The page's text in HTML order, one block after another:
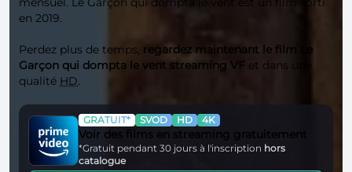
en 2019.
Perdez plus de temps, regardez maintenant le film Le
Garçon qui dompta le vent streaming VF et dans une
qualité HD.
GRATUIT* SVOD HD 4K
Voir des films en streaming gratuitement
*Gratuit pendant 30 jours à l'inscription hors
catalogue